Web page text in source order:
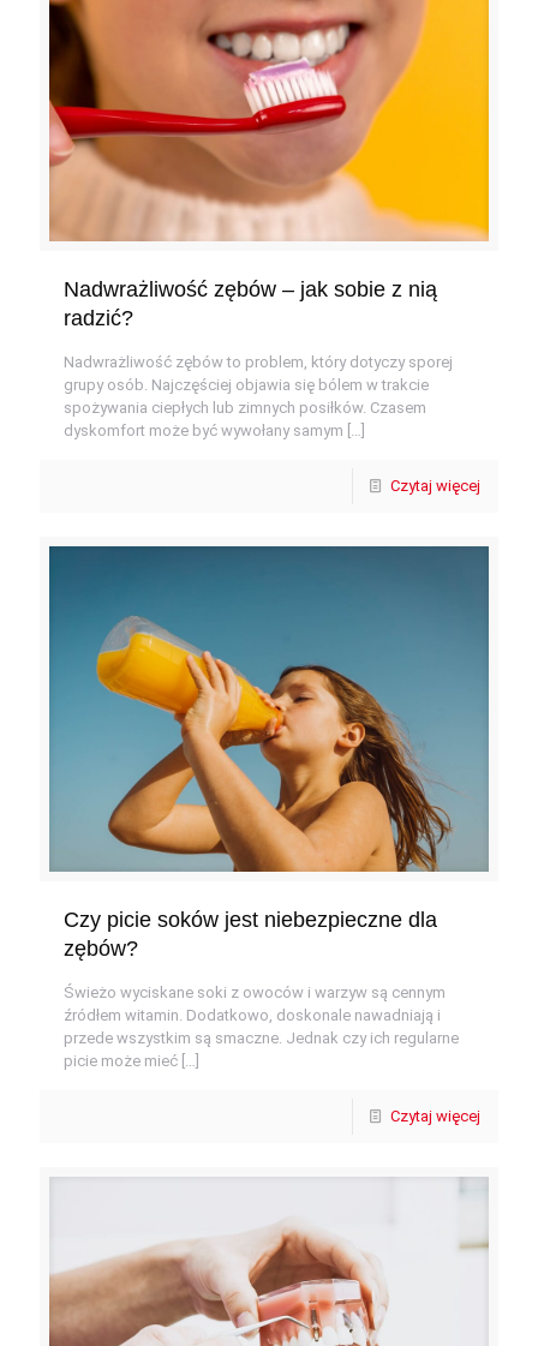
Nadwrażliwość zębów – jak sobie z nią
radzić?
Nadwrażliwość zębów to problem, który dotyczy sporej
grupy osób. Najczęściej objawia się bólem w trakcie
spożywania ciepłych lub zimnych posiłków. Czasem
dyskomfort może być wywołany samym
Czytaj więcej
Czy picie soków jest niebezpieczne dla
zębów?
Świeżo wyciskane soki z owoców i warzyw są cennym
źródłem witamin. Dodatkowo, doskonale nawadniają i
przede wszystkim są smaczne. Jednak czy ich regularne
picie może mieć […]
Czytaj więcej